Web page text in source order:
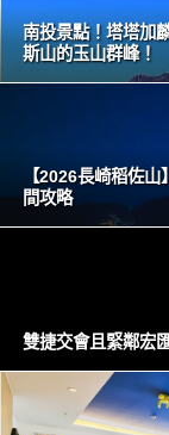
南投景點！塔塔加
斯山的玉山群峰！
【2026長崎稻佐
間攻略
雙捷交會且緊鄰宏